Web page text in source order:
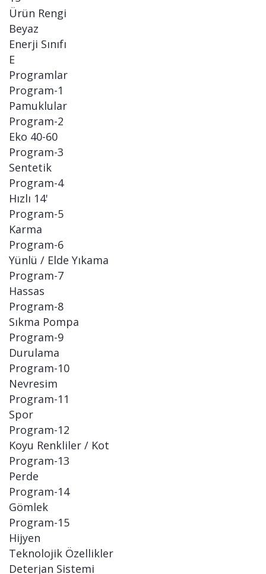
Ürün Rengi
Beyaz
Enerji Sınıfı
E
Programlar
Program-1
Pamuklular
Program-2
Eko 40-60
Program-3
Sentetik
Program-4
Hızlı 14'
Program-5
Karma
Program-6
Yünlü / Elde Yıkama
Program-7
Hassas
Program-8
Sıkma Pompa
Program-9
Durulama
Program-10
Nevresim
Program-11
Spor
Program-12
Koyu Renkliler / Kot
Program-13
Perde
Program-14
Gömlek
Program-15
Hijyen
Teknolojik Özellikler
Deterjan Sistemi